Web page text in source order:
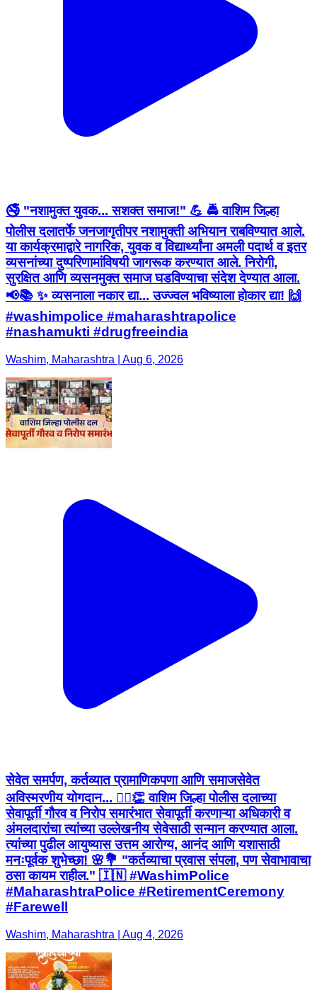
🚭 "नशामुक्त युवक... सशक्त समाज!" 💪 🚔 वाशिम जिल्हा
पोलीस दलातर्फे जनजागृतीपर नशामुक्ती अभियान राबविण्यात आले.
या कार्यक्रमाद्वारे नागरिक, युवक व विद्यार्थ्यांना अमली पदार्थ व इतर
व्यसनांच्या दुष्परिणामांविषयी जागरूक करण्यात आले. निरोगी,
सुरक्षित आणि व्यसनमुक्त समाज घडविण्याचा संदेश देण्यात आला.
📢📚 ✨ व्यसनाला नकार द्या... उज्ज्वल भविष्याला होकार द्या! 🙌
#washimpolice #maharashtrapolice
#nashamukti #drugfreeindia
Washim, Maharashtra | Aug 6, 2026
सेवेत समर्पण, कर्तव्यात प्रामाणिकपणा आणि समाजसेवेत
अविस्मरणीय योगदान... 👮‍♂️👏 वाशिम जिल्हा पोलीस दलाच्या
सेवापूर्ती गौरव व निरोप समारंभात सेवापूर्ती करणाऱ्या अधिकारी व
अंमलदारांचा त्यांच्या उल्लेखनीय सेवेसाठी सन्मान करण्यात आला.
त्यांच्या पुढील आयुष्यास उत्तम आरोग्य, आनंद आणि यशासाठी
मनःपूर्वक शुभेच्छा! 🌸💐 "कर्तव्याचा प्रवास संपला, पण सेवाभावाचा
ठसा कायम राहील." 🇮🇳 #WashimPolice
#MaharashtraPolice #RetirementCeremony
#Farewell
Washim, Maharashtra | Aug 4, 2026